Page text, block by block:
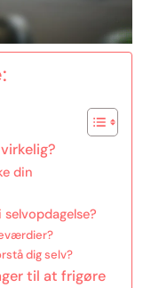
din
dig selv?
til at frigøre